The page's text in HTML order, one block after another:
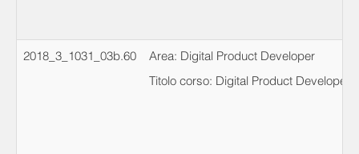
2018_3_1031_03b.60 Area: Digital Product Developer
Titolo corso: Digital Product Developer